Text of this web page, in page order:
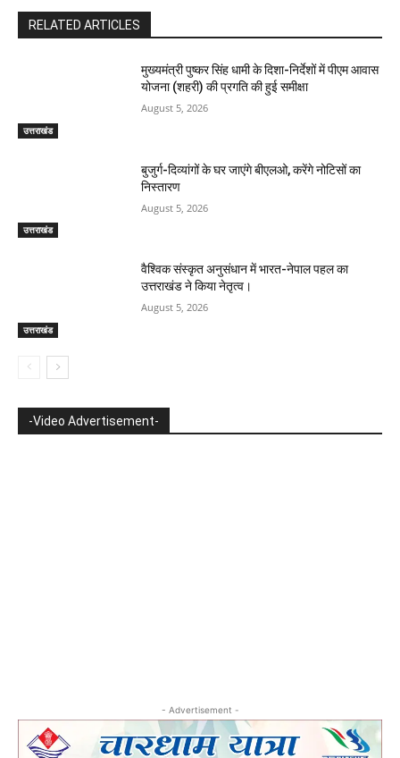
RELATED ARTICLES
उत्तराखंड
मुख्यमंत्री पुष्कर सिंह धामी के दिशा-निर्देशों में पीएम आवास
योजना (शहरी) की प्रगति की हुई समीक्षा
August 5, 2026
उत्तराखंड
बुजुर्ग-दिव्यांगों के घर जाएंगे बीएलओ, करेंगे नोटिसों का
निस्तारण
August 5, 2026
उत्तराखंड
वैश्विक संस्कृत अनुसंधान में भारत-नेपाल पहल का
उत्तराखंड ने किया नेतृत्व।
August 5, 2026
-Video Advertisement-
- Advertisement -